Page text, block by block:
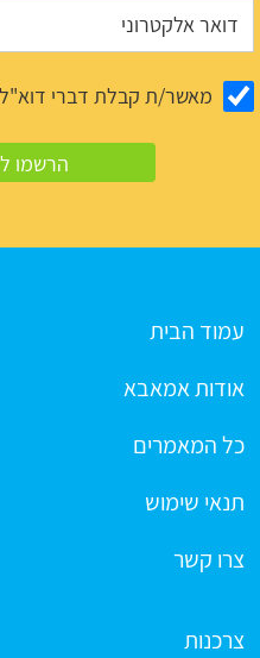
מאשר/ת קבלת דברי
עמוד הבית
אודות אמאבא
כל המאמרים
תנאי שימוש
צרו קשר
צרכנות